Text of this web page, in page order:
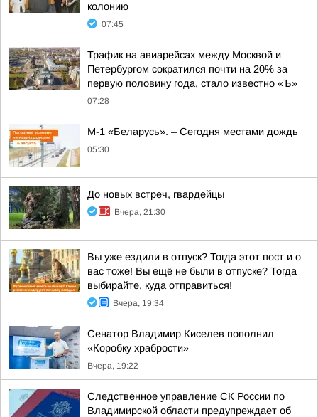
колонию
07:45
Трафик на авиарейсах между Москвой и
Петербургом сократился почти на 20% за
первую половину года, стало известно «Ъ»
07:28
М-1 «Беларусь». – Сегодня местами дождь
05:30
До новых встреч, гвардейцы
Вчера, 21:30
Вы уже ездили в отпуск? Тогда этот пост и о
вас тоже! Вы ещё не были в отпуске? Тогда
выбирайте, куда отправиться!
Вчера, 19:34
Сенатор Владимир Киселев пополнил
«Коробку храбрости»
Вчера, 19:22
Следственное управление СК России по
Владимирской области предупреждает об